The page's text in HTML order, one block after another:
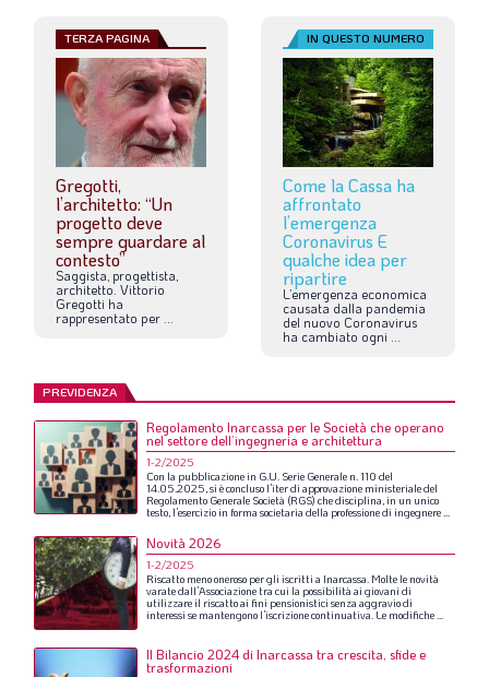
TERZA PAGINA
Gregotti,
l’architetto: “Un
progetto deve
sempre guardare al
contesto”
Saggista, progettista,
architetto. Vittorio
Gregotti ha
rappresentato per
IN QUESTO NUMERO
Come la Cassa ha
affrontato
l’emergenza
Coronavirus E
qualche idea per
ripartire
L’emergenza economica
causata dalla pandemia
del nuovo Coronavirus
ha cambiato ogni
PREVIDENZA
Regolamento Inarcassa per le Società che operano
nel settore dell’ingegneria e architettura
1-2/2025
Con la pubblicazionein G.U. Serie Generale n.110 del
14.05.2025,si èconcluso l’iterdi approvazione ministerialedel
Regolamento Generale Società (RGS) chedisciplina,in un unico
testo, l’esercizioin forma societaria della professionedi ingegnere...
Novità 2026
1-2/2025
Riscatto menooneroso pergli iscritti a Inarcassa. Molte le novità
varatedall’Associazione tra cui la possibilità ai giovani di
utilizzareil riscattoai fini pensionistici senza aggraviodi
interessi se mantengono l’iscrizionecontinuativa. Le modifiche...
Il Bilancio 2024 di Inarcassa tra crescita, sfide e
trasformazioni